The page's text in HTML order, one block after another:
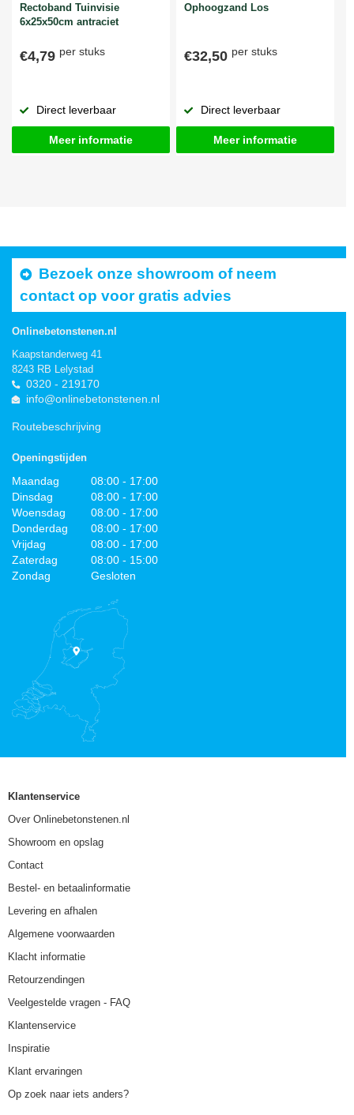
Rectoband Tuinvisie
6x25x50cm antraciet
€4,79 per stuks
Direct leverbaar
Meer informatie
Ophoogzand Los
€32,50 per stuks
Direct leverbaar
Meer informatie
Bezoek onze showroom of neem
contact op voor gratis advies
Onlinebetonstenen.nl
Kaapstanderweg 41
8243 RB Lelystad
0320 - 219170
info@onlinebetonstenen.nl
Routebeschrijving
Openingstijden
Maandag
08:00 - 17:00
Dinsdag
08:00 - 17:00
Woensdag
08:00 - 17:00
Donderdag
08:00 - 17:00
Vrijdag
08:00 - 17:00
Zaterdag
08:00 - 15:00
Zondag
Gesloten
Klantenservice
Over Onlinebetonstenen.nl
Showroom en opslag
Contact
Bestel- en betaalinformatie
Levering en afhalen
Algemene voorwaarden
Klacht informatie
Retourzendingen
Veelgestelde vragen - FAQ
Klantenservice
Inspiratie
Klant ervaringen
Op zoek naar iets anders?